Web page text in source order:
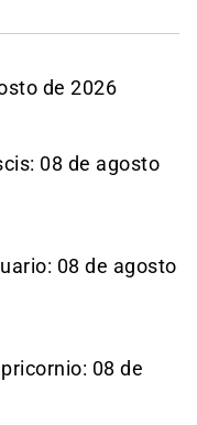
de 2026
08 de agosto
08 de agosto
08 de